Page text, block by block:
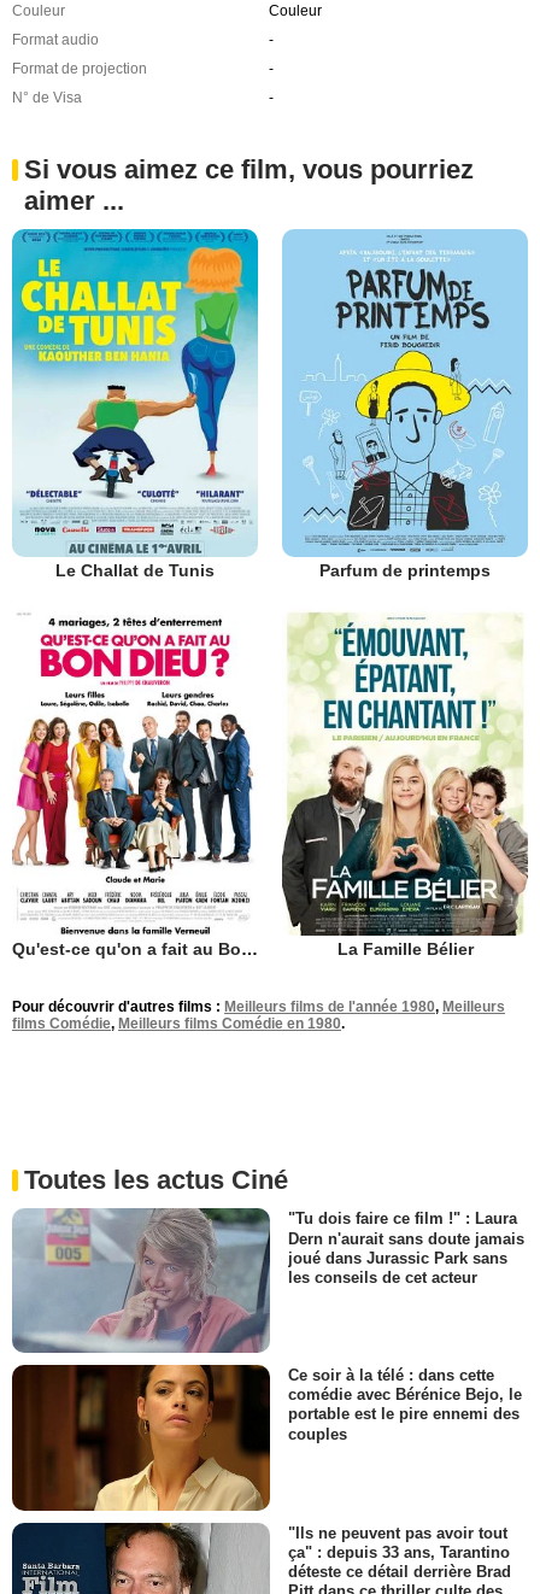
Couleur
Couleur
Format audio
-
Format de projection
-
N° de Visa
-
Si vous aimez ce film, vous pourriez
aimer ...
Le Challat de Tunis Parfum de printemps
Qu'est-ce qu'on a fait au Bon Dieu? La Famille Bélier
Pour découvrir d'autres films : Meilleurs films de l'année 1980, Meilleurs
films Comédie, Meilleurs films Comédie en 1980.
Toutes les actus Ciné
"Tu dois faire ce film !" : Laura
Dern n'aurait sans doute jamais
joué dans Jurassic Park sans
les conseils de cet acteur
Ce soir à la télé : dans cette
comédie avec Bérénice Bejo, le
portable est le pire ennemi des
couples
"Ils ne peuvent pas avoir tout
ça" : depuis 33 ans, Tarantino
déteste ce détail derrière Brad